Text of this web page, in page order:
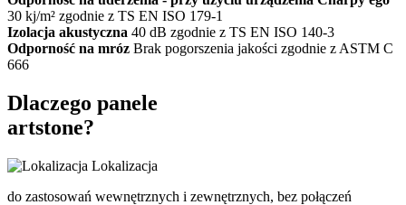
30 kj/m² zgodnie z TS EN ISO 179-1
Izolacja akustyczna 40 dB zgodnie z TS EN ISO 140-3
Odporność na mróz Brak pogorszenia jakości zgodnie z ASTM C
666
Dlaczego panele
artstone?
Lokalizacja
do zastosowań wewnętrznych i zewnętrznych, bez połączeń